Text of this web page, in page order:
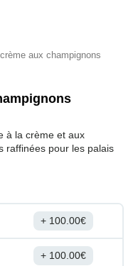
aux champignons
à la crème et aux
raffinées pour les palais
100.00€
100.00€